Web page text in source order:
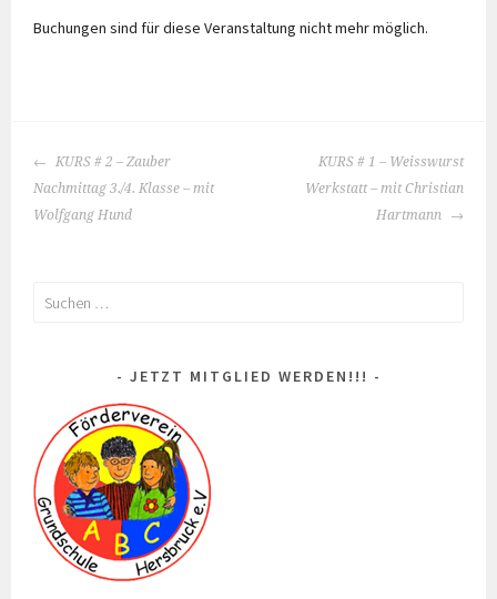
Buchungen sind für diese Veranstaltung nicht mehr möglich.
BEITRAGS-
NAVIGATION
KURS # 2 – Zauber
Nachmittag 3./4. Klasse – mit
Wolfgang Hund
KURS # 1 – Weisswurst
Werkstatt – mit Christian
Hartmann
Suchen
JETZT MITGLIED WERDEN!!!